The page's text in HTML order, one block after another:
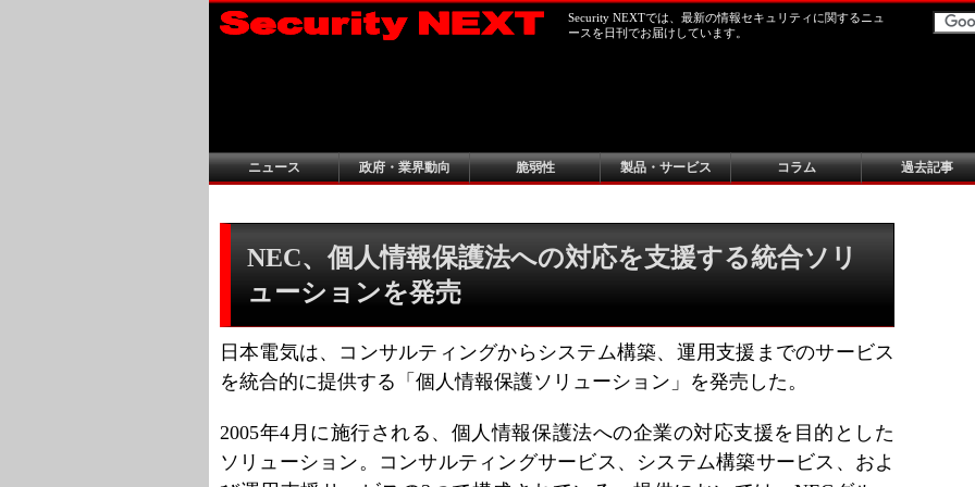
Security NEXTでは、最新の情報セキュリティに関するニュ
ースを日刊でお届けしています。
ニュース 政府・業界動向 脆弱性 製品・サービス コラム 過去記事
NEC、個人情報保護法への対応を支援する統合ソリ
ューションを発売
日本電気は、コンサルティングからシステム構築、運用支援までのサービス
を統合的に提供する「個人情報保護ソリューション」を発売した。
2005年4月に施行される、個人情報保護法への企業の対応支援を目的とした
ソリューション。コンサルティングサービス、システム構築サービス、およ